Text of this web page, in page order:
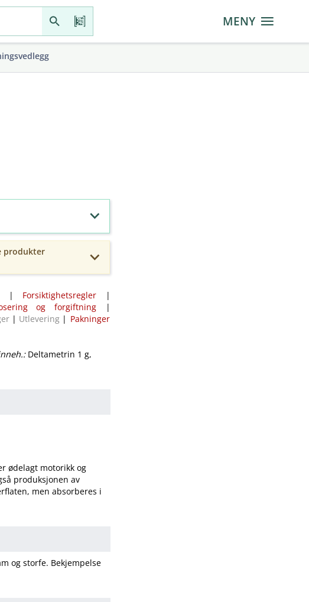
MENY
produkter
| Forsiktighetsregler |
og forgiftning |
| Utlevering | Pakninger
Deltametrin 1 g,
ødelagt motorikk og
produksjonen av
men absorberes i
og storfe. Bekjempelse